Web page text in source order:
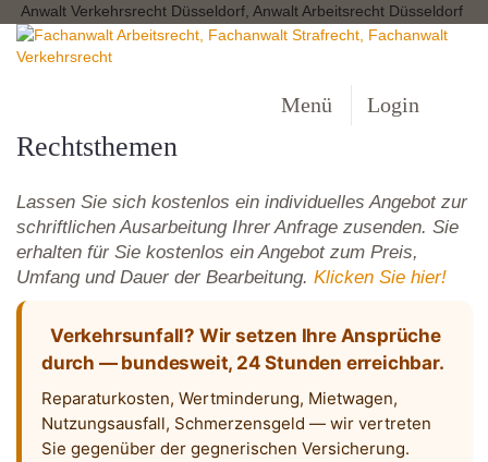
Anwalt Verkehrsrecht Düsseldorf, Anwalt Arbeitsrecht Düsseldorf
Menü Login
Rechtsthemen
Lassen Sie sich kostenlos ein individuelles Angebot zur
schriftlichen Ausarbeitung Ihrer Anfrage zusenden. Sie
erhalten für Sie kostenlos ein Angebot zum Preis,
Umfang und Dauer der Bearbeitung. Klicken Sie hier!
Verkehrsunfall? Wir setzen Ihre Ansprüche
durch — bundesweit, 24 Stunden erreichbar.
Reparaturkosten, Wertminderung, Mietwagen,
Nutzungsausfall, Schmerzensgeld — wir vertreten
Sie gegenüber der gegnerischen Versicherung.